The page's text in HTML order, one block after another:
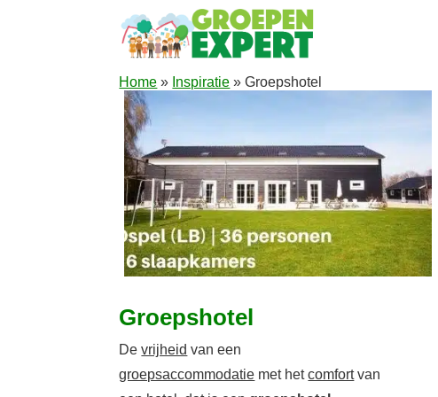
Home » Inspiratie »Groepshotel
Groepshotel
Devrijheid van een
groepsaccommodatie met hetcomfortvan